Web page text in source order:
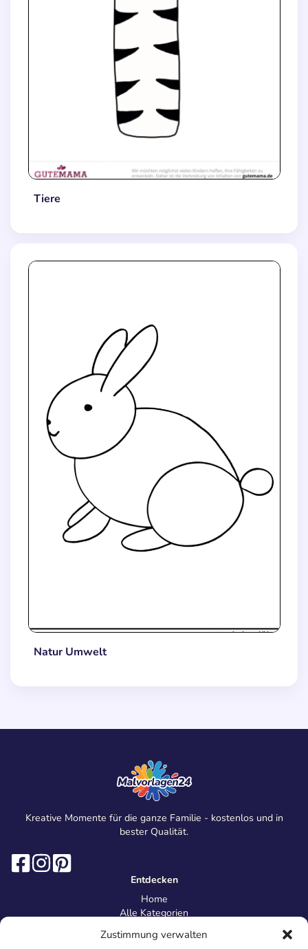
Zustimmung verwalten
Tiere
Natur Umwelt
Kreative Momente für die ganze Familie - kostenlos und in
bester Qualität.
Entdecken
Home
Alle Kategorien
Information